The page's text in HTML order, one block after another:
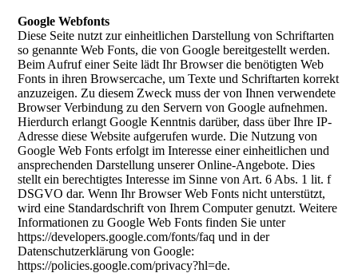
Google Webfonts
Diese Seite nutzt zur einheitlichen Darstellung von Schriftarten
so genannte Web Fonts, die von Google bereitgestellt werden.
Beim Aufruf einer Seite lädt Ihr Browser die benötigten Web
Fonts in ihren Browsercache, um Texte und Schriftarten korrekt
anzuzeigen. Zu diesem Zweck muss der von Ihnen verwendete
Browser Verbindung zu den Servern von Google aufnehmen.
Hierdurch erlangt Google Kenntnis darüber, dass über Ihre IP-
Adresse diese Website aufgerufen wurde. Die Nutzung von
Google Web Fonts erfolgt im Interesse einer einheitlichen und
ansprechenden Darstellung unserer Online-Angebote. Dies
stellt ein berechtigtes Interesse im Sinne von Art. 6 Abs. 1 lit. f
DSGVO dar. Wenn Ihr Browser Web Fonts nicht unterstützt,
wird eine Standardschrift von Ihrem Computer genutzt. Weitere
Informationen zu Google Web Fonts finden Sie unter
https://developers.google.com/fonts/faq und in der
Datenschutzerklärung von Google:
https://policies.google.com/privacy?hl=de.